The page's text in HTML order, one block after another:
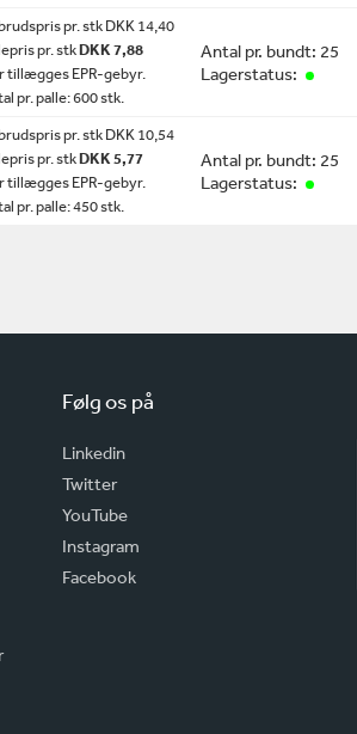
pr. stk DKK 14,40
pr. stkDKK 7,88
tillægges EPR-gebyr.
pr. palle: 600 stk.
Antal pr. bundt: 25
Lagerstatus:
pr. stk DKK 10,54
pr. stkDKK 5,77
tillægges EPR-gebyr.
pr. palle: 450 stk.
Antal pr. bundt: 25
Lagerstatus:
Følg os på
Linkedin
Twitter
YouTube
Instagram
Facebook